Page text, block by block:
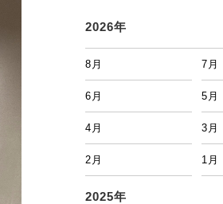
2026年
8月 7月
6月 5月
4月 3月
2月 1月
2025年